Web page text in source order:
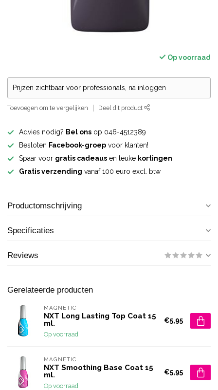
Op voorraad
Prijzen zichtbaar voor professionals, na inloggen
Toevoegen om te vergelijken Deel dit product
Advies nodig? Bel ons op 046-4512389
Besloten Facebook-groep voor klanten!
Spaar voor gratis cadeaus en leuke kortingen
Gratis verzending vanaf 100 euro excl. btw
Productomschrijving
Specificaties
Reviews
Gerelateerde producten
MAGNETIC
NXT Long Lasting Top Coat 15
ml.
Op voorraad
€5,95
MAGNETIC
NXT Smoothing Base Coat 15
ml.
Op voorraad
€5,95